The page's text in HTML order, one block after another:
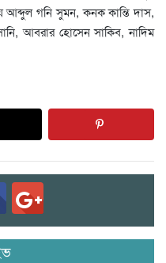
আব্দুল গনি সুমন, কনক কান্তি দাস,
আবরার হোসেন সাকিব, নাদিম